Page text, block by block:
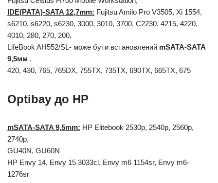
IDE(PATA)-SATA 12,7mm: Fujitsu Amilo Pro V3505, Xi 1554,
s6210, s6220, s6230, 3000, 3010, 3700, C2230, 4215, 4220,
4010, 280, 270, 200,
LifeBook AH552/SL- може бути встановлений mSATA-SATA
9,5мм ,
420, 430, 765, 765DX, 755TX, 735TX, 690TX, 665TX, 675
Optibay до HP
mSATA-SATA 9,5mm: HP Elitebook 2530р, 2540p, 2560p,
2740p,
GU40N, GU60N
HP Envy 14, Envy 15 3033cl, Envy m6 1154sr, Envy m6-
1276sr